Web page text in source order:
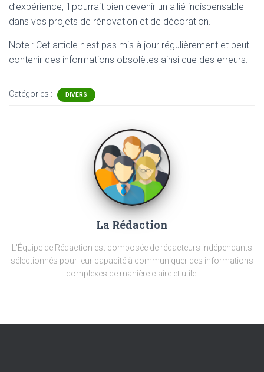
d’expérience, il pourrait bien devenir un allié indispensable
dans vos projets de rénovation et de décoration.
Note : Cet article n'est pas mis à jour régulièrement et peut
contenir des informations obsolètes ainsi que des erreurs.
Catégories : DIVERS
La Rédaction
L'Équipe de Rédaction est composée de rédacteurs indépendants
sélectionnés pour leur capacité à communiquer des informations
complexes de manière claire et utile.